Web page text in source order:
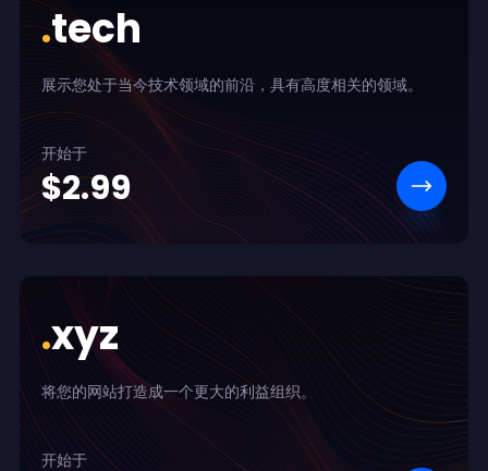
.tech
展示您处于当今技术领域的前沿，具有高度相关的领域。
开始于
$2.99
.xyz
将您的网站打造成一个更大的利益组织。
开始于